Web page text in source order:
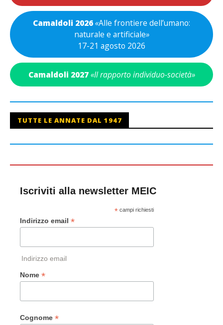
Camaldoli 2026«Alle frontiere dell’umano:
naturale e artificiale»
17-21 agosto 2026
Camaldoli 2027 «Il rapporto individuo-società»
TUTTE LE ANNATE DAL 1947
Iscriviti alla newsletter MEIC
*campi richiesti
Indirizzo email *
Indirizzo email
Nome *
Cognome *